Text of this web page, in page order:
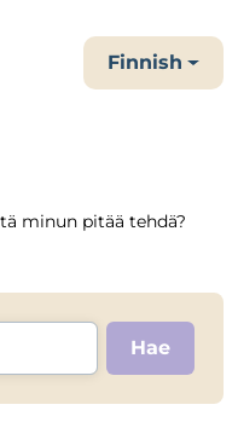
Finnish
minun pitää tehdä?